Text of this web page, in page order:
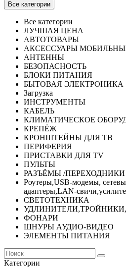
Все категории
Все категории
ЛУЧШАЯ ЦЕНА
АВТОТОВАРЫ
АКСЕССУАРЫ
АНТЕННЫ
БЕЗОПАСНОСТЬ
БЛОКИ ПИТАНИЯ
БЫТОВАЯ ЭЛЕКТРОНИКА
Загрузка
ИНСТРУМЕНТЫ
КАБЕЛЬ
КЛИМАТИЧЕСКОЕ
КРЕПЁЖ
КРОНШТЕЙНЫ ДЛЯ ТВ
ПЕРИФЕРИЯ
ПРИСТАВКИ ДЛЯ TV
ПУЛЬТЫ
РАЗЪЁМЫ /
Роутеры,USB-модемы,
адаптеры,LAN-
СВЕТОТЕХНИКА
ФОНАРИ
ШНУРЫ АУДИО-ВИДЕО
ЭЛЕМЕНТЫ ПИТАНИЯ
Категории